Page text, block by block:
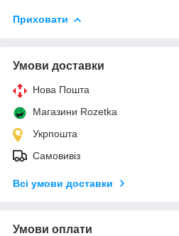
Приховати
Умови доставки
Нова Пошта
Магазини Rozetka
Укрпошта
Самовивіз
Всі умови доставки
Умови оплати